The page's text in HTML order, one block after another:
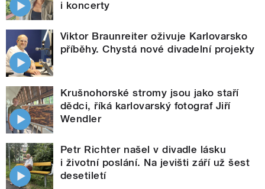
i koncerty
Viktor Braunreiter oživuje Karlovarsko
příběhy. Chystá nové divadelní projekty
Krušnohorské stromy jsou jako staří
dědci, říká karlovarský fotograf Jiří
Wendler
Petr Richter našel v divadle lásku
i životní poslání. Na jevišti září už šest
desetiletí